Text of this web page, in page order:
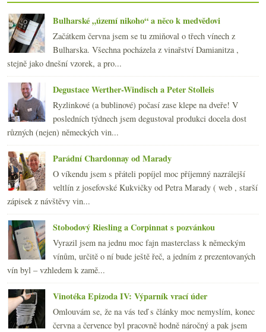
►června(22)
► května
►dubna
března
února
►ledna (20)
►2009(249)
►2008(270)
►2007(108)
Bulharské „území nikoho“ a něco k medvědovi
Začátkem června jsem se tu zmiňoval o třech vínech z
Bulharska. Všechna pocházela z vinařství Damianitza ,
stejně jako dnešní vzorek, a pro...
Degustace Werther-Windisch a Peter Stolleis
Ryzlinkové (a bublinové) počasí zase klepe na dveře! V
posledních týdnech jsem degustoval produkci docela dost
různých (nejen) německých vin...
Parádní Chardonnay od Marady
O víkendu jsem s přáteli popíjel moc příjemný nazrálejší
veltlín z josefovské Kukvičky od Petra Marady ( web , starší
zápisek z návštěvy vin...
Stobodový Riesling a Corpinnat s pozvánkou
Vyrazil jsem na jednu moc fajn masterclass k německým
vínům, určitě o ní bude ještě řeč, a jedním z prezentovaných
vín byl – vzhledem k zamě...
Vinotéka Epizoda IV: Výparník vrací úder
Omlouvám se, že na vás teď s články moc nemyslím, konec
června a července byl pracovně hodně náročný a pak jsem